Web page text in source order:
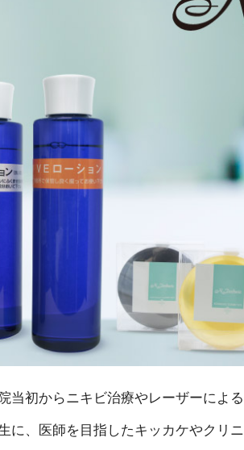
当初からニキビ治療やレーザーによ
に、医師を目指したキッカケやクリ